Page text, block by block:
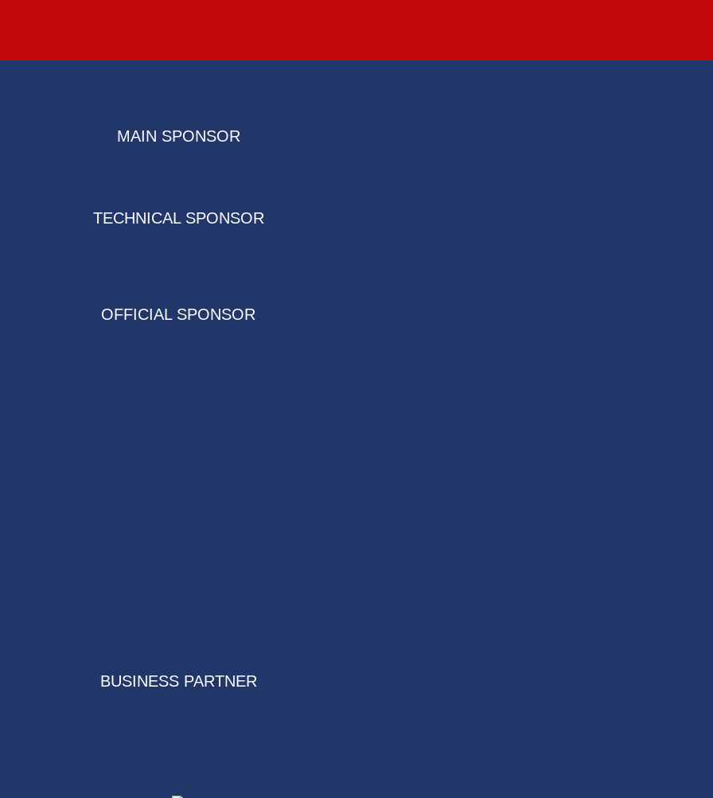
MAIN SPONSOR
TECHNICAL SPONSOR
OFFICIAL SPONSOR
BUSINESS PARTNER